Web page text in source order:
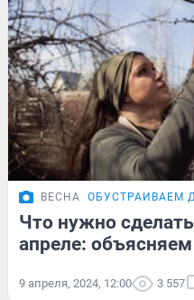
ВЕСНА ОБУСТРАИВАЕМ
Что нужно
апреле:
9 апреля, 2024, 12:00 3 557